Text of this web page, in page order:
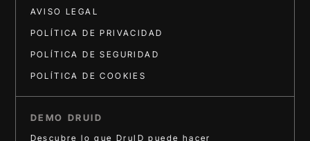
AVISO LEGAL
POLÍTICA DE PRIVACIDAD
POLÍTICA DE SEGURIDAD
POLÍTICA DE COOKIES
DEMO DRUID
Descubre lo que DruID puede hacer